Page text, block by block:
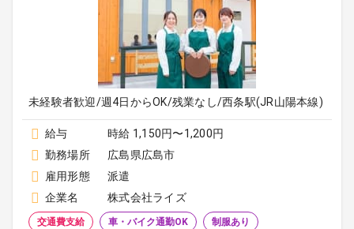
未経験者歓迎/週4日からOK/残業なし/西条駅(JR山陽本線)
給与
時給 1,150円〜1,200円
勤務場所
広島県広島市
雇用形態
派遣
企業名
株式会社ライズ
交通費支給 車・バイク通勤OK 制服あり